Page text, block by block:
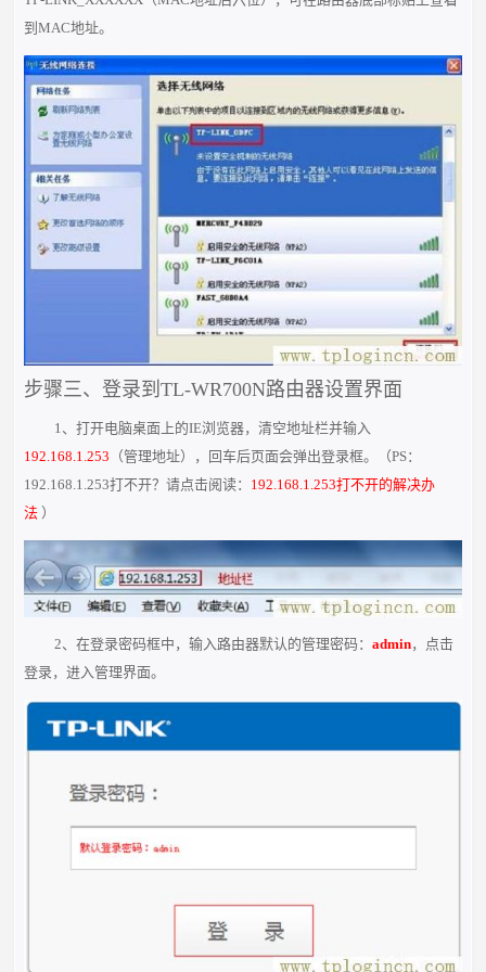
到MAC地址。
步骤三、登录到TL-WR700N路由器设置界面
1、打开电脑桌面上的IE浏览器，清空地址栏并输入
192.168.1.253 （管理地址），回车后页面会弹出登录框。（PS：
192.168.1.253打不开？请点击阅读： 192.168.1.253打不开的解决办
法 ）
2、在登录密码框中，输入路由器默认的管理密码： admin，点击
登录，进入管理界面。